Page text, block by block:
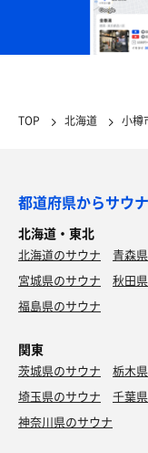
TOP 北海道 小樽
都道府県からサウ
北海道・東北
北海道のサウナ 青森
宮城県のサウナ
秋田
福島県のサウナ
関東
茨城県のサウナ 栃木
埼玉県のサウナ
千葉
神奈川県のサウナ